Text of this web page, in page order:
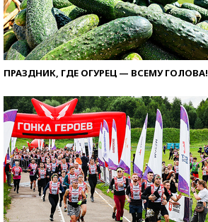
ПРАЗДНИК, ГДЕ ОГУРЕЦ — ВСЕМУ ГОЛОВА!